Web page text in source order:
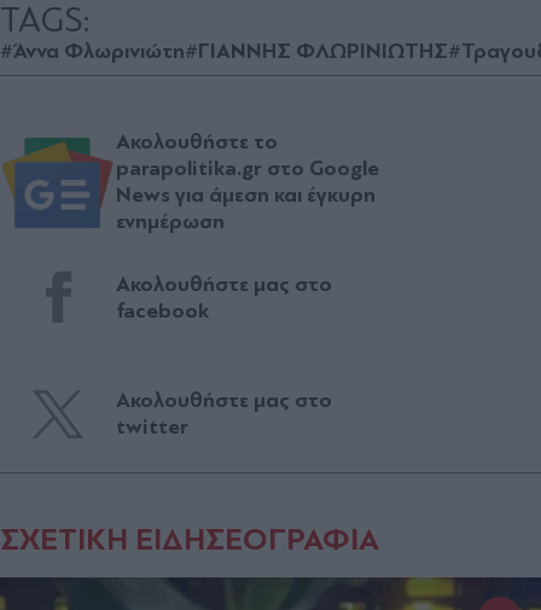
TAGS:
#Άννα Φλωρινιώτη#ΓΙΑΝΝΗΣ ΦΛΩΡΙΝΙΩΤΗΣ
Ακολουθήστε το
parapolitika.gr στο Google
News για άμεση και έγκυρη
ενημέρωση
Ακολουθήστε μας στο
facebook
Ακολουθήστε μας στο
twitter
ΣΧΕΤΙΚΗ ΕΙΔΗΣΕΟΓΡΑΦΙΑ